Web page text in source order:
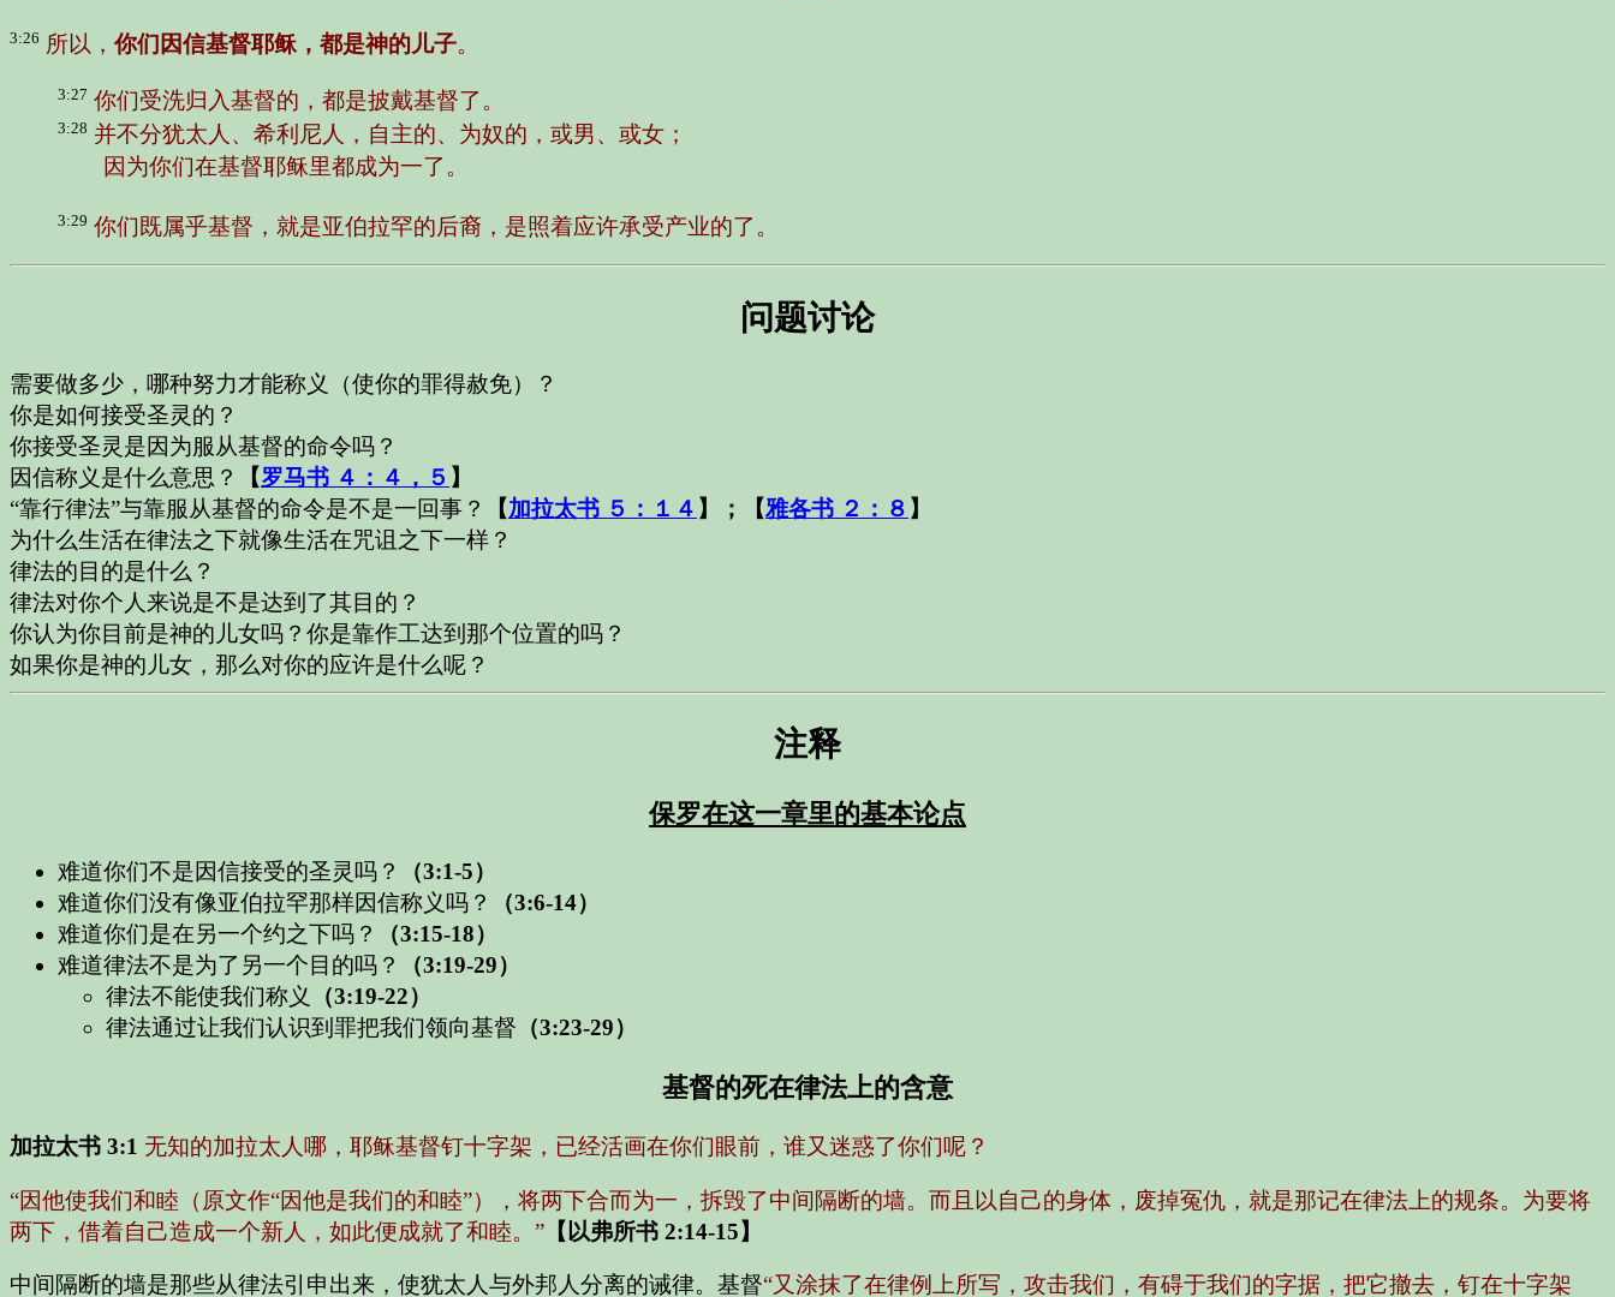
3:26 所以， 你们因信基督耶稣，都是神的儿子。
3:27 你们受洗归入基督的，都是披戴基督了。
3:28 并不分犹太人、希利尼人，自主的、为奴的，或男、或女；
因为你们在基督耶稣里都成为一了。
3:29 你们既属乎基督，就是亚伯拉罕的后裔，是照着应许承受产业的了。
问题讨论
需要做多少，哪种努力才能称义（使你的罪得赦免）？
你是如何接受圣灵的？
你接受圣灵是因为服从基督的命令吗？
因信称义是什么意思？
【罗马书 ４：４，５ 】
“靠行律法”与靠服从基督的命令是不是一回事？
【加拉太书 ５：１４ 】；【雅各书 ２：８ 】
为什么生活在律法之下就像生活在咒诅之下一样？
律法的目的是什么？
律法对你个人来说是不是达到了其目的？
你认为你目前是神的儿女吗？你是靠作工达到那个位置的吗？
如果你是神的儿女，那么对你的应许是什么呢？
注释
保罗在这一章里的基本论点
难道你们不是因信接受的圣灵吗？
（3:1-5）
难道你们没有像亚伯拉罕那样因信称义吗？
（3:6-14）
难道你们是在另一个约之下吗？
（3:15-18）
难道律法不是为了另一个目的吗？
（3:19-29）
律法不能使我们称义
（3:19-22）
律法通过让我们认识到罪把我们领向基督 （3:23-29）
基督的死在律法上的含意
加拉太书 3:1 无知的加拉太人哪，耶稣基督钉十字架，已经活画在你们眼前，谁又迷惑了你们呢？
“因他使我们和睦（原文作“因他是我们的和睦”），将两下合而为一，拆毁了中间隔断的墙。而且以自己的身体，废掉冤仇，就是那记在律法上的规条。为要将
两下，借着自己造成一个新人，如此便成就了和睦。” 【以弗所书 2:14-15】
中间隔断的墙是那些从律法引申出来，使犹太人与外邦人分离的诫律。基督“又涂抹了在律例上所写，攻击我们，有碍于我们的字据，把它撤去，钉在十字架